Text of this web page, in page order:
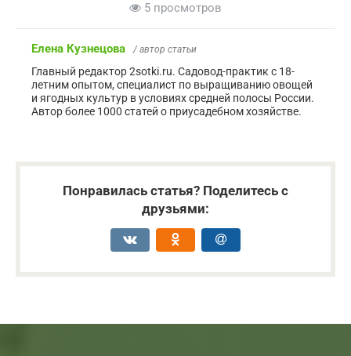
5 просмотров
Елена Кузнецова / автор статьи
Главный редактор 2sotki.ru. Садовод-практик с 18-
летним опытом, специалист по выращиванию овощей
и ягодных культур в условиях средней полосы России.
Автор более 1000 статей о приусадебном хозяйстве.
Понравилась статья? Поделитесь с
друзьями: